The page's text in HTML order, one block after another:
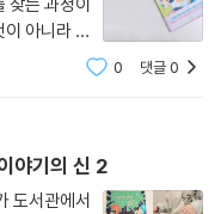
아니라 궁
메시지가 인
수 있는 계
0 댓글0
야기의 신 2
도서관에서